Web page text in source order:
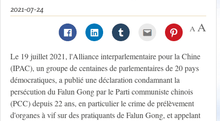
2021-07-24
Le 19 juillet 2021, l'Alliance interparlementaire pour la Chine
(IPAC), un groupe de centaines de parlementaires de 20 pays
démocratiques, a publié une déclaration condamnant la
persécution du Falun Gong par le Parti communiste chinois
(PCC) depuis 22 ans, en particulier le crime de prélèvement
d'organes à vif sur des pratiquants de Falun Gong, et appelant